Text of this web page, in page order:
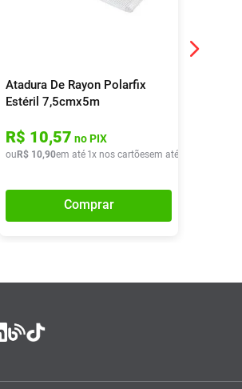
R$ 2, 90
Atadura De Rayon Polarfix
Estéril 7,5cmx5m
R$ 10,57 no PIX
ou R$ 10,90em até 1x nos cartõesem até
Comprar